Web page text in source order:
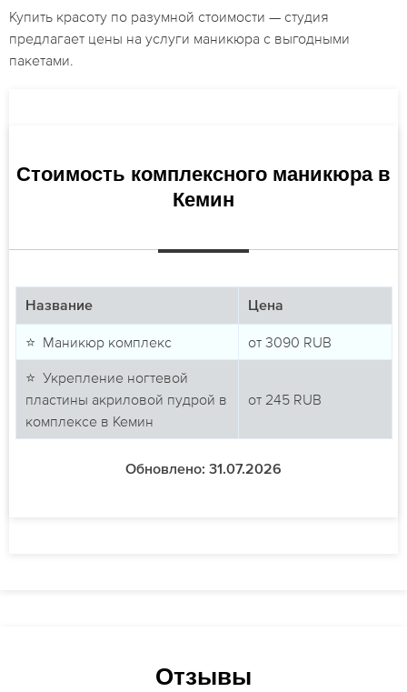
Купить красоту по разумной стоимости — студия
предлагает цены на услуги маникюра с выгодными
пакетами.
Стоимость комплексного маникюра в
Кемин
Название Цена
⭐ Маникюр комплекс от 3090 RUB
⭐ Укрепление ногтевой
пластины акриловой пудрой в
комплексе в Кемин
от 245 RUB
Обновлено: 31.07.2026
Отзывы